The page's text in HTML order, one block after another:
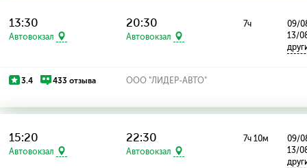
13:30
Автовокзал
20:30
Автовокзал
7ч
09/
13/
3.4 433 отзыва ООО "ЛИДЕР-АВТО"
15:20
Автовокзал
22:30
Автовокзал
7ч 10м
09/
13/